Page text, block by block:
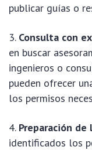
publicar guías o
Consulta con
en buscar
ingenieros o
pueden ofrecer
los permisos
Preparación
identificados los